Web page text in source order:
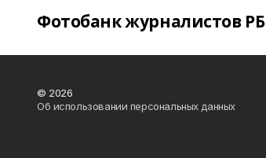
Фотобанк журналистов РБ
© 2026
Об использовании персональных данных